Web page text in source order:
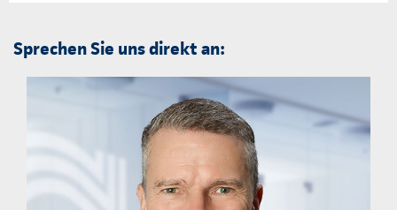
Sprechen Sie uns direkt an: